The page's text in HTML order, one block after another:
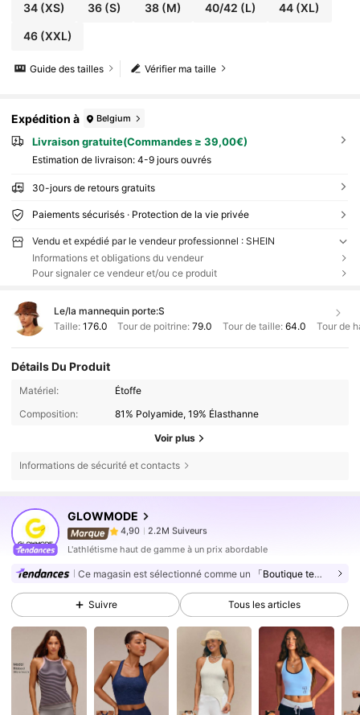
34(XS) 36 (S) 38(M) 40/42 (L) 44 (XL)
46(XXL)
Vérifier ma taille
Guide des tailles
Expédition à Belgium
Livraison gratuite(Commandes ≥ 39,00€)
Estimation de livraison: 4-9 jours ouvrés
30-jours de retours gratuits
Paiements sécurisés · Protection de la vie privée
Vendu et expédié par le vendeur professionnel : SHEIN
Informations et obligations du vendeur
Pour signaler ce vendeur et/ou ce produit
Le/la mannequin porte:S
Taille: 176.0 Tour de poitrine:79.0 Tour de taille: 64.0 Tour de
Détails Du Produit
Matériel:
Étoffe
Composition:
81% Polyamide, 19% Élasthanne
Voir plus
Informations de sécurité et contacts
GLOWMODE
4,90
2.2M Suiveurs
l***o est en train de naviguer
4,90
2.2M Suiveurs
4,90 2.2M Suiveurs
2.2M Suiveurs
4,90 2.2M Suiveurs
4,90 2.2M Suiveurs
4,90 2.2M Suiveurs
4,90 2.2M Suiveurs
L'athlétisme haut de gamme à un prix abordable
Ce magasin est sélectionné comme un 「Boutique tendance」
Suivre Tous les articles